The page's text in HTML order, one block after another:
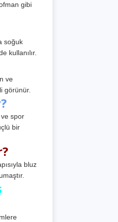
gibi
soğuk
kullanılır.
ve
görünür.
ve spor
bir
bluz